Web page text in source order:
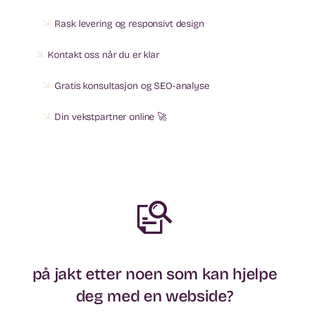
Rask levering og responsivt design
Kontakt oss når du er klar
Gratis konsultasjon og SEO-analyse
Din vekstpartner online 🚀
på jakt etter noen som kan hjelpe
deg med en webside?